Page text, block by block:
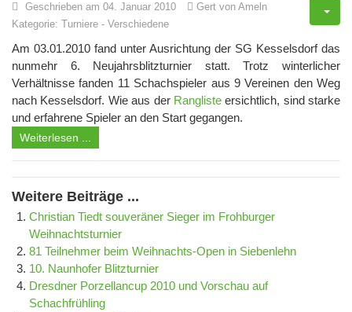
Geschrieben am 04. Januar 2010
Gert von Ameln
Kategorie: Turniere - Verschiedene
Am 03.01.2010 fand unter Ausrichtung der SG Kesselsdorf das
nunmehr 6. Neujahrsblitzturnier statt. Trotz winterlicher
Verhältnisse fanden 11 Schachspieler aus 9 Vereinen den Weg
nach Kesselsdorf. Wie aus der Ranglisteersichtlich, sind starke
und erfahrene Spieler an den Start gegangen.
Weiterlesen ...
Weitere Beiträge ...
Christian Tiedt souveräner Sieger im Frohburger
Weihnachtsturnier
81 Teilnehmer beim Weihnachts-Open in Siebenlehn
10. Naunhofer Blitzturnier
Dresdner Porzellancup 2010 und Vorschau auf
Schachfrühling